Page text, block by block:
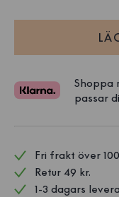
Shoppa
passar
Fri frakt över
Retur 49 kr.
1-3 dagars